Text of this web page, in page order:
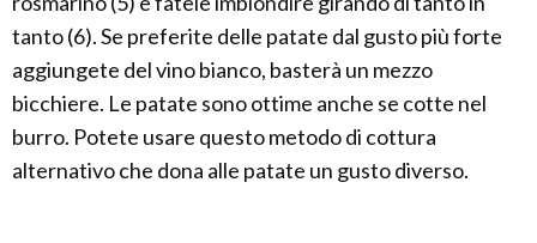
tanto (6). Se preferite delle patate dal gusto più forte
aggiungete del vino bianco, basterà un mezzo
bicchiere. Le patate sono ottime anche se cotte nel
burro. Potete usare questo metodo di cottura
alternativo che dona alle patate un gusto diverso.